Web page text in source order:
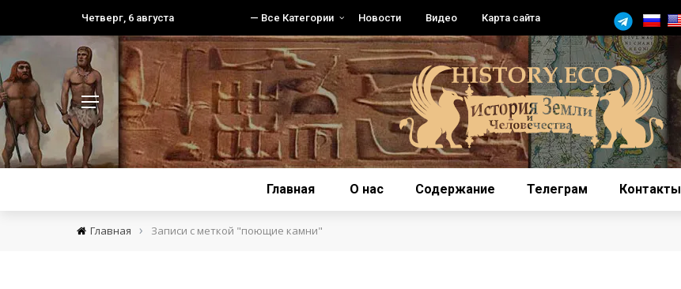
Четверг, 6 августа — Все Категории Новости Видео Карта сайта
Главная О нас Содержание Телеграм Контакты
Главная › Записи с меткой "поющие камни"